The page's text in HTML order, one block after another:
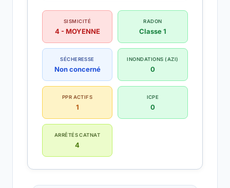
SISMICITÉ
4 - MOYENNE
RADON
Classe 1
SÉCHERESSE
Non concerné
INONDATIONS (AZI)
0
PPR ACTIFS
1
ICPE
0
ARRÊTÉS CATNAT
4